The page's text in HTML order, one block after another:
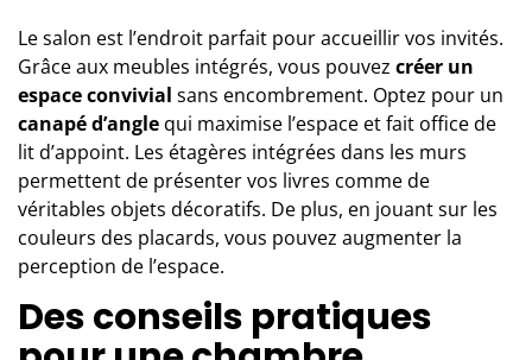
Le salon est l’endroit parfait pour accueillir vos invités.
Grâce aux meubles intégrés, vous pouvez créer un
espace convivial sans encombrement. Optez pour un
canapé d’angle qui maximise l’espace et fait office de
lit d’appoint. Les étagères intégrées dans les murs
permettent de présenter vos livres comme de
véritables objets décoratifs. De plus, en jouant sur les
couleurs des placards, vous pouvez augmenter la
perception de l’espace.
Des conseils pratiques